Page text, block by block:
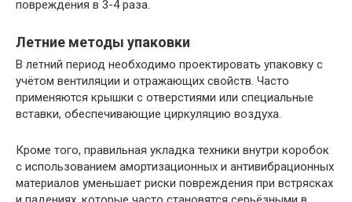
повреждения в 3-4 раза.
Летние методы упаковки
В летний период необходимо проектировать упаковку с
учётом вентиляции и отражающих свойств. Часто
применяются крышки с отверстиями или специальные
вставки, обеспечивающие циркуляцию воздуха.
Кроме того, правильная укладка техники внутри коробок
с использованием амортизационных и антивибрационных
материалов уменьшает риски повреждения при встрясках